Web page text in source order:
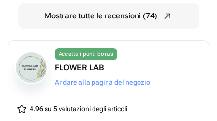
Mostrare tutte le recensioni (74)
Accetta i punti bonus
FLOWER LAB
Andare alla pagina del negozio
4.96 su 5valutazioni degli articoli